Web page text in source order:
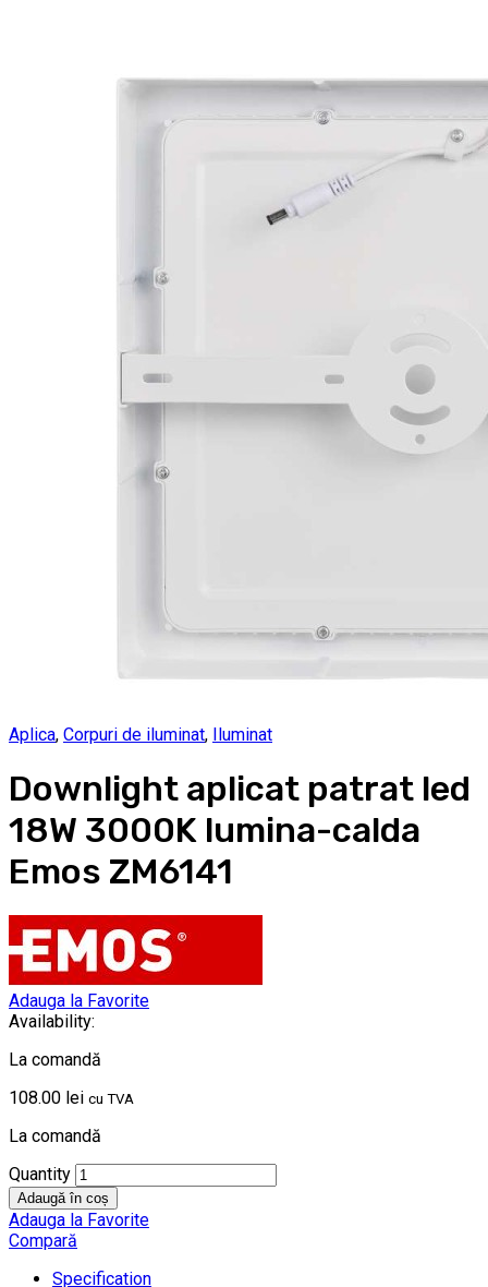
Aplica, Corpuri de iluminat, Iluminat
Downlight aplicat patrat led
18W 3000K lumina-calda
Emos ZM6141
Adauga la Favorite
Availability:
La comandă
108.00 lei cu TVA
La comandă
Quantity
Adaugă în coș
Adauga la Favorite
Compară
Specification